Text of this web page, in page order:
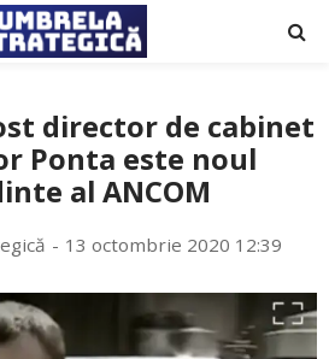
director de cabinet
Ponta este noul
al ANCOM
13 octombrie 2020 12:39